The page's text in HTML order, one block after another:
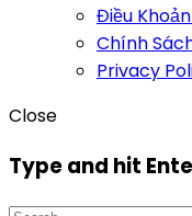
Điều
Chính
Privacy
Close
Type and hit